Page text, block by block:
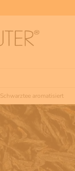
Schwarztee aromatisiert